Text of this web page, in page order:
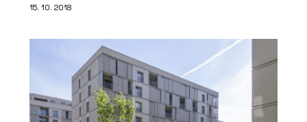
wellness
15. 10. 2018